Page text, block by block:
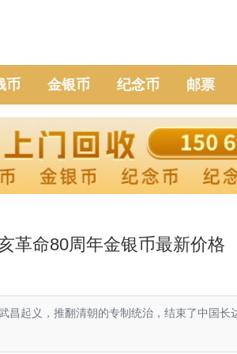
币 金银币 纪念币 邮票
革命80周年金银币最新价格
起义，推翻清朝的专制统治，结束了中国长